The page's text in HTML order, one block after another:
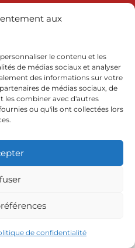
aux
le contenu et les
de médias sociaux et analyser
des informations sur votre
de médias sociaux, de
les combiner avec d'autres
ou qu'ils ont collectées lors
de confidentialité